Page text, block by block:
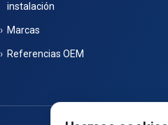
instalación
Marcas
Referencias OEM